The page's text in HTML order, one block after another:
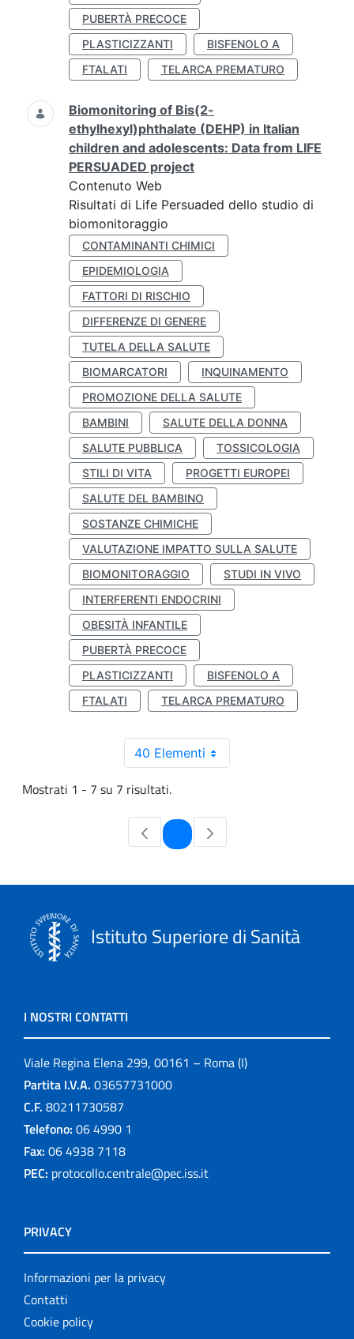
PUBERTÀ PRECOCE
PLASTICIZZANTI
BISFENOLO A
FTALATI
TELARCA PREMATURO
Biomonitoring of Bis(2-
ethylhexyl)phthalate (DEHP) in Italian
children and adolescents: Data from LIFE
PERSUADED project
Contenuto Web
Risultati di Life Persuaded dello studio di
biomonitoraggio
CONTAMINANTI CHIMICI
EPIDEMIOLOGIA
FATTORI DI RISCHIO
DIFFERENZE DI GENERE
TUTELA DELLA SALUTE
BIOMARCATORI
INQUINAMENTO
PROMOZIONE DELLA SALUTE
BAMBINI
SALUTE DELLA DONNA
SALUTE PUBBLICA
TOSSICOLOGIA
STILI DI VITA
PROGETTI EUROPEI
SALUTE DEL BAMBINO
SOSTANZE CHIMICHE
VALUTAZIONE IMPATTO SULLA SALUTE
BIOMONITORAGGIO
STUDI IN VIVO
INTERFERENTI ENDOCRINI
OBESITÀ INFANTILE
PUBERTÀ PRECOCE
PLASTICIZZANTI
BISFENOLO A
FTALATI
TELARCA PREMATURO
40 Elementi
Mostrati 1 - 7 su 7 risultati.
Pagina
Istituto Superiore di Sanità
I NOSTRI CONTATTI
Viale Regina Elena 299, 00161 – Roma (I)
Partita I.V.A. 03657731000
C.F. 80211730587
Telefono: 06 4990 1
Fax: 06 4938 7118
PEC: protocollo.centrale@pec.iss.it
PRIVACY
Informazioni per la privacy
Contatti
Cookie policy